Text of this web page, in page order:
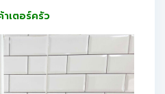
าเตอร์ครัว